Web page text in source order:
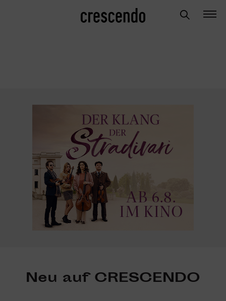
Neu auf CRESCENDO